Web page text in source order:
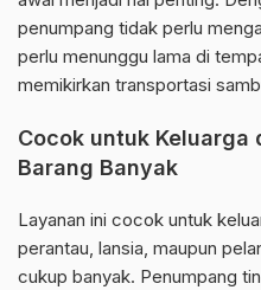
penumpang tidak perlu
perlu menunggu lama di
memikirkan transportasi
Cocok untuk Keluarga
Barang Banyak
Layanan ini cocok untuk
perantau, lansia, maupun
cukup banyak. Penumpang